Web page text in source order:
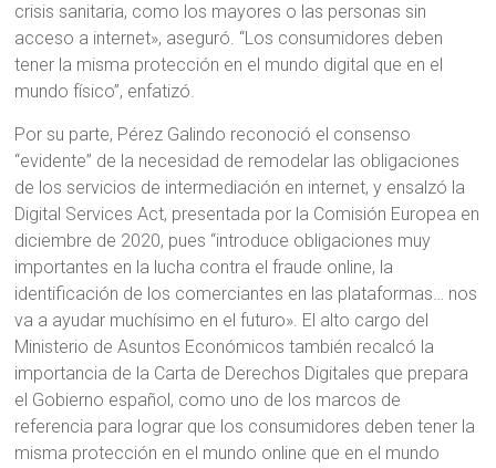
crisis sanitaria, como los mayores o las personas sin
acceso a internet», aseguró. “Los consumidores deben
tener la misma protección en el mundo digital que en el
mundo físico”, enfatizó.
Por su parte, Pérez Galindo reconoció el consenso
“evidente” de la necesidad de remodelar las obligaciones
de los servicios de intermediación en internet, y ensalzó la
Digital Services Act, presentada por la Comisión Europea en
diciembre de 2020, pues “introduce obligaciones muy
importantes en la lucha contra el fraude online, la
identificación de los comerciantes en las plataformas… nos
va a ayudar muchísimo en el futuro». El alto cargo del
Ministerio de Asuntos Económicos también recalcó la
importancia de la Carta de Derechos Digitales que prepara
el Gobierno español, como uno de los marcos de
referencia para lograr que los consumidores deben tener la
misma protección en el mundo online que en el mundo